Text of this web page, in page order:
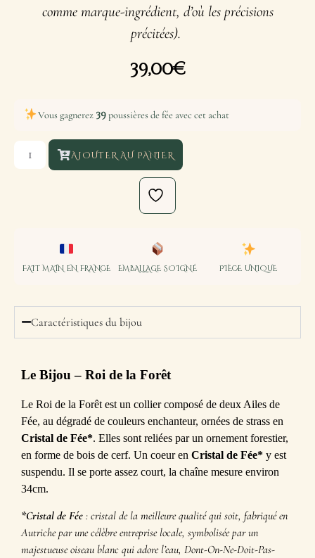
comme marque-ingrédient, d’où les précisions
précitées).
39,00€
Vous gagnerez 39poussières de fée avec cet achat
AJOUTER AU PANIER
FAIT MAIN EN FRANCE EMBALLAGE SOIGNÉ PIÈCE UNIQUE
Caractéristiques du bijou
Le Bijou – Roi de la Forêt
Le Roi de la Forêt est un collier composé de deux Ailes de
Fée, au dégradé de couleurs enchanteur, ornées de strass en
Cristal de Fée*. Elles sont reliées par un ornement forestier,
en forme de bois de cerf. Un coeur en Cristal de Fée* y est
suspendu. Il se porte assez court, la chaîne mesure environ
34cm.
*Cristal de Fée : cristal de la meilleure qualité qui soit, fabriqué en
Autriche par une célèbre entreprise locale, symbolisée par un
majestueuse oiseau blanc qui adore l’eau, Dont-On-Ne-Doit-Pas-